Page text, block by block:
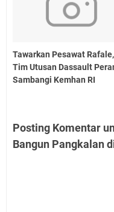
Tawarkan Pesawat Rafale,
Tim Utusan Dassault
Sambangi Kemhan RI
Posting Komentar
Bangun Pangkalan